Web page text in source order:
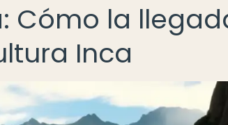
Cómo la
Inca